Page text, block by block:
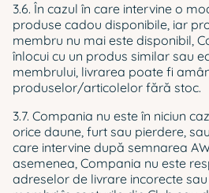
3.6. În cazul în care intervine o
produse cadou disponibile, iar
membru nu mai este disponibil,
înlocui cu un produs similar sau
membrului, livrarea poate fi
produselor/articolelor fără stoc.
3.7. Compania nu este în niciun
orice daune, furt sau pierdere,
care intervine după semnarea
asemenea, Compania nu este
adreselor de livrare incorecte